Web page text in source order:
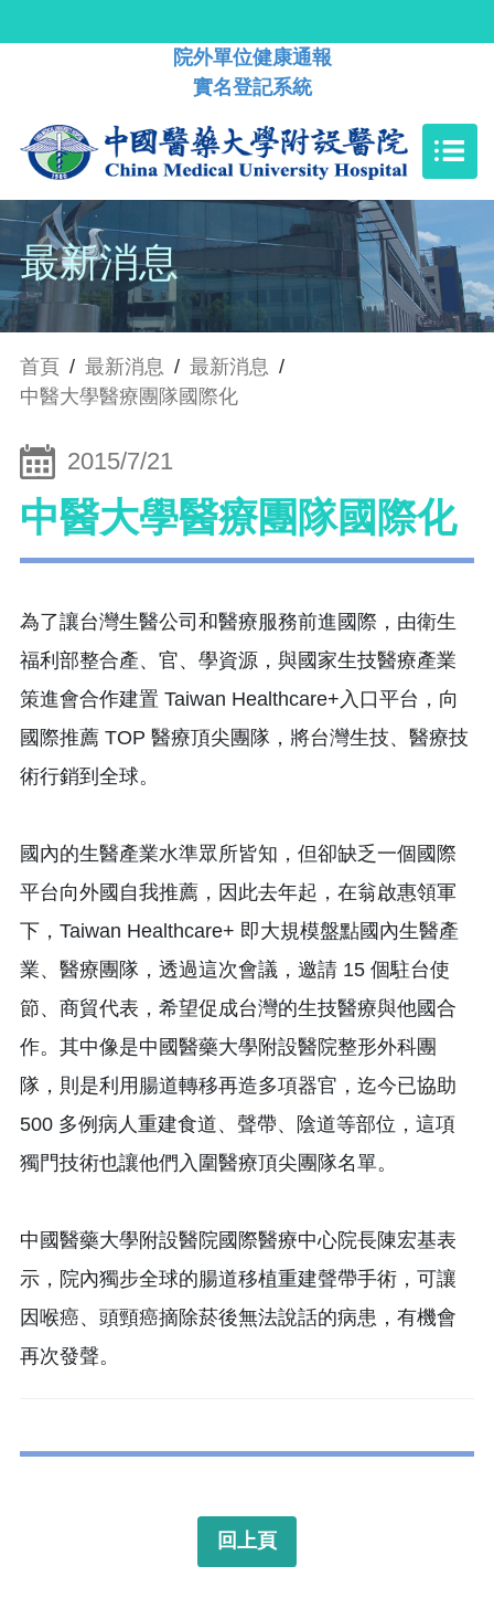
院外單位健康通報
實名登記系統
最新消息
首頁 / 最新消息 / 最新消息 /
中醫大學醫療團隊國際化
2015/7/21
中醫大學醫療團隊國際化
為了讓台灣生醫公司和醫療服務前進國際，由衛生
福利部整合產、官、學資源，與國家生技醫療產業
策進會合作建置 Taiwan Healthcare+入口平台，向
國際推薦 TOP 醫療頂尖團隊，將台灣生技、醫療技
術行銷到全球。
國內的生醫產業水準眾所皆知，但卻缺乏一個國際
平台向外國自我推薦，因此去年起，在翁啟惠領軍
下，Taiwan Healthcare+ 即大規模盤點國內生醫產
業、醫療團隊，透過這次會議，邀請 15 個駐台使
節、商貿代表，希望促成台灣的生技醫療與他國合
作。其中像是中國醫藥大學附設醫院整形外科團
隊，則是利用腸道轉移再造多項器官，迄今已協助
500 多例病人重建食道、聲帶、陰道等部位，這項
獨門技術也讓他們入圍醫療頂尖團隊名單。
中國醫藥大學附設醫院國際醫療中心院長陳宏基表
示，院內獨步全球的腸道移植重建聲帶手術，可讓
因喉癌、頭頸癌摘除菸後無法說話的病患，有機會
再次發聲。
回上頁